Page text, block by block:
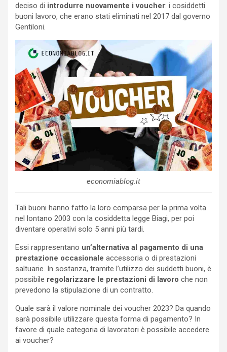
deciso di introdurre nuovamente i voucher: i cosiddetti
buoni lavoro, che erano stati eliminati nel 2017 dal governo
Gentiloni.
economiablog.it
Tali buoni hanno fatto la loro comparsa per la prima volta
nel lontano 2003 con la cosiddetta legge Biagi, per poi
diventare operativi solo 5 anni più tardi.
Essi rappresentano un’alternativa al pagamento di una
prestazione occasionale accessoria o di prestazioni
saltuarie. In sostanza, tramite l’utilizzo dei suddetti buoni, è
possibile regolarizzare le prestazioni di lavoro che non
prevedono la stipulazione di un contratto.
Quale sarà il valore nominale dei voucher 2023? Da quando
sarà possibile utilizzare questa forma di pagamento? In
favore di quale categoria di lavoratori è possibile accedere
ai voucher?